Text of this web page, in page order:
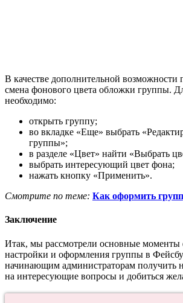
В качестве дополнительной возможности
смена фонового цвета обложки группы.
необходимо:
открыть группу;
во вкладке «Еще» выбрать
группы»;
в разделе «Цвет» найти «Выбрать
выбрать интересующий цвет фона;
нажать кнопку «Применить».
Смотрите по теме: Как оформить
Заключение
Итак, мы рассмотрели основные моменты
настройки и оформления группы в
начинающим администраторам получить
на интересующие вопросы и добиться